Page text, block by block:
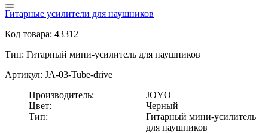
Гитарные усилители для наушников
Код товара: 43312
Тип: Гитарный мини-усилитель для наушников
Артикул: JA-03-Tube-drive
Производитель:
JOYO
Цвет:
Черный
Тип:
Гитарный мини-усилитель
для наушников